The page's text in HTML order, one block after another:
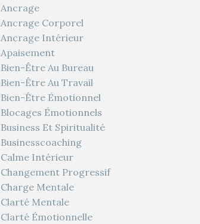
Ancrage
Ancrage Corporel
Ancrage Intérieur
Apaisement
Bien-Être Au Bureau
Bien-Être Au Travail
Bien-Être Émotionnel
Blocages Émotionnels
Business Et Spiritualité
Businesscoaching
Calme Intérieur
Changement Progressif
Charge Mentale
Clarté Mentale
Clarté Émotionnelle